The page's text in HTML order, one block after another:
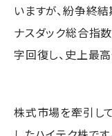
いますが、紛争終
ナスダック総合指
字回復し、史上最
株式市場を牽引し